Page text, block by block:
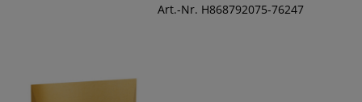
Art.-Nr. H868792075-76247